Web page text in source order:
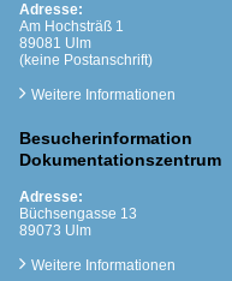
Adresse:
Am Hochsträß 1
89081 Ulm
(keine Postanschrift)
Weitere Informationen
Besucherinformation
Dokumentationszentrum
Adresse:
Büchsengasse 13
89073 Ulm
Weitere Informationen